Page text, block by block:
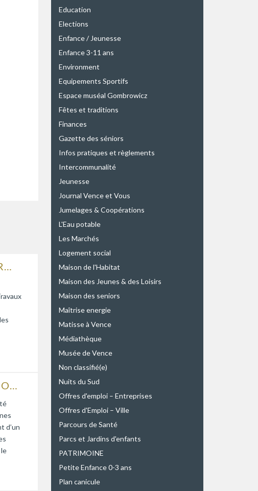
d’un
Education
Elections
Enfance / Jeunesse
Enfance 3-11 ans
Environment
Equipements Sportifs
Espace muséal Gombrowicz
Fêtes et traditions
Finances
Gazette des séniors
Infos pratiques et règlements
Intercommunalité
Jeunesse
Journal Vence et Vous
Jumelages & Coopérations
L'Eau potable
Les Marchés
Logement social
Maison de l'Habitat
Maison des Jeunes & des Loisirs
Maison des seniors
Maîtrise energie
Matisse à Vence
Médiathèque
Musée de Vence
Non classifié(e)
Nuits du Sud
Offres d'emploi – Entreprises
Offres d'Emploi – Ville
Parcours de Santé
Parcs et Jardins d'enfants
PATRIMOINE
Petite Enfance 0-3 ans
Plan canicule